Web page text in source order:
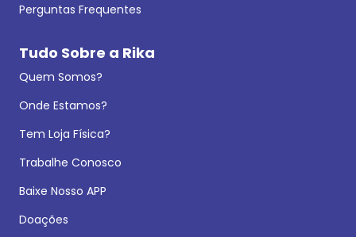
Perguntas Frequentes
Tudo Sobre a Rika
Quem Somos?
Onde Estamos?
Tem Loja Física?
Trabalhe Conosco
Baixe Nosso APP
Doações